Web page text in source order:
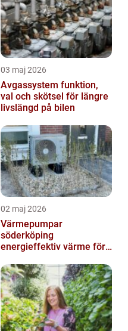
03 maj 2026
Avgassystem funktion,
val och skötsel för längre
livslängd på bilen
02 maj 2026
Värmepumpar
söderköping
energieffektiv värme för